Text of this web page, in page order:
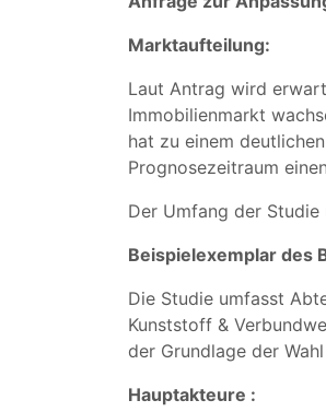
Marktaufteilung:
Laut Antrag wird
Immobilienmarkt
hat zu einem
Prognosezeitraum
Der Umfang der
Beispielexemplar des
Die Studie umfasst
Kunststoff &
der Grundlage der
Hauptakteure :